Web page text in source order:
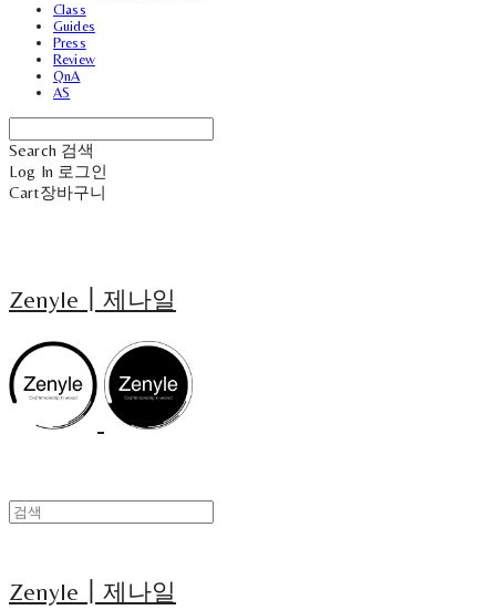
Class
Guides
Press
Review
QnA
AS
Search 검색
Log In 로그인
Cart장바구니
Zenyle┃제나일
Zenyle┃제나일